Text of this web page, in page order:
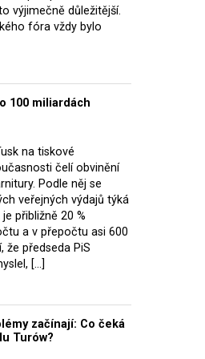
výjimečně důležitější.
fóra vždy bylo
100 miliardách
na tiskové
čelí obvinění
Podle něj se
veřejných výdajů týká
přibližně 20 %
a v přepočtu asi 600
že předseda PiS
[…]
začínají: Co čeká
Turów?